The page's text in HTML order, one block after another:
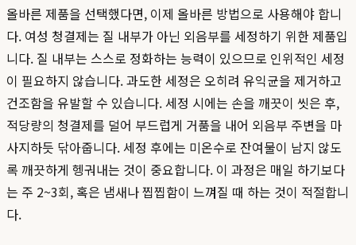
올바른 제품을 선택했다면, 이제 올바른 방법으로 사용해야 합니
다. 여성 청결제는 질 내부가 아닌 외음부를 세정하기 위한 제품입
니다. 질 내부는 스스로 정화하는 능력이 있으므로 인위적인 세정
이 필요하지 않습니다. 과도한 세정은 오히려 유익균을 제거하고
건조함을 유발할 수 있습니다. 세정 시에는 손을 깨끗이 씻은 후,
적당량의 청결제를 덜어 부드럽게 거품을 내어 외음부 주변을 마
사지하듯 닦아줍니다. 세정 후에는 미온수로 잔여물이 남지 않도
록 깨끗하게 헹궈내는 것이 중요합니다. 이 과정은 매일 하기보다
는 주 2~3회, 혹은 냄새나 찝찝함이 느껴질 때 하는 것이 적절합니
다.